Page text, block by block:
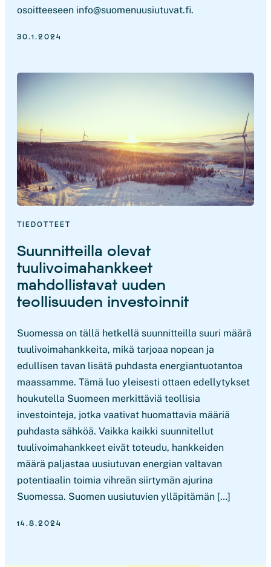
osoitteeseen info@suomenuusiutuvat.fi.
30.1.2024
TIEDOTTEET
Suunnitteilla olevat
tuulivoimahankkeet
mahdollistavat uuden
teollisuuden investoinnit
Suomessa on tällä hetkellä suunnitteilla suuri määrä
tuulivoimahankkeita, mikä tarjoaa nopean ja
edullisen tavan lisätä puhdasta energiantuotantoa
maassamme. Tämä luo yleisesti ottaen edellytykset
houkutella Suomeen merkittäviä teollisia
investointeja, jotka vaativat huomattavia määriä
puhdasta sähköä. Vaikka kaikki suunnitellut
tuulivoimahankkeet eivät toteudu, hankkeiden
määrä paljastaa uusiutuvan energian valtavan
potentiaalin toimia vihreän siirtymän ajurina
Suomessa. Suomen uusiutuvien ylläpitämän […]
14.8.2024